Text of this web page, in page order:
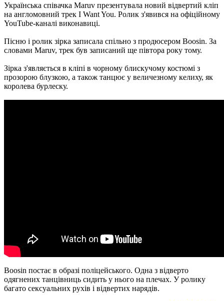
Українська співачка Maruv презентувала новий відвертий кліп
на англомовний трек I Want You. Ролик з'явився на офіційному
YouTube-каналі виконавиці.
Пісню і ролик зірка записала спільно з продюсером Boosin. За
словами Maruv, трек був записаний ще півтора року тому.
Зірка з'являється в кліпі в чорному блискучому костюмі з
прозорою блузкою, а також танцює у величезному келиху, як
королева бурлеску.
Boosin постає в образі поліцейського. Одна з відверто
одягнених танцівниць сидить у нього на плечах. У ролику
багато сексуальних рухів і відвертих нарядів.